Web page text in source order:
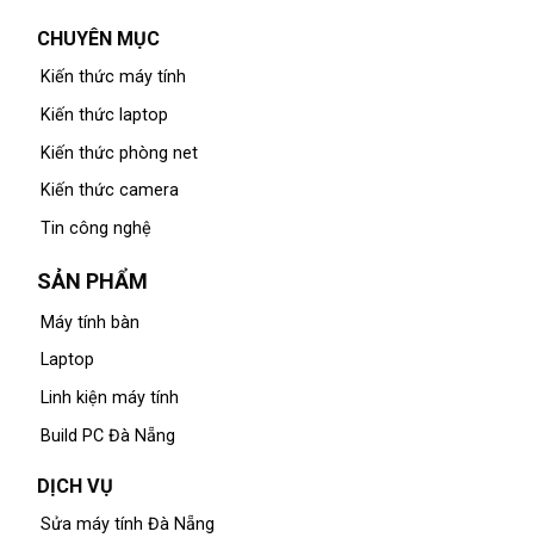
CHUYÊN MỤC
Kiến thức máy tính
Kiến thức laptop
Kiến thức phòng net
Kiến thức camera
Tin công nghệ
SẢN PHẨM
Máy tính bàn
Laptop
Linh kiện máy tính
Build PC Đà Nẵng
DỊCH VỤ
Sửa máy tính Đà Nẵng